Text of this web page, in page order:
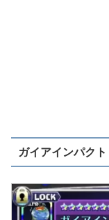
ガイアインパクト